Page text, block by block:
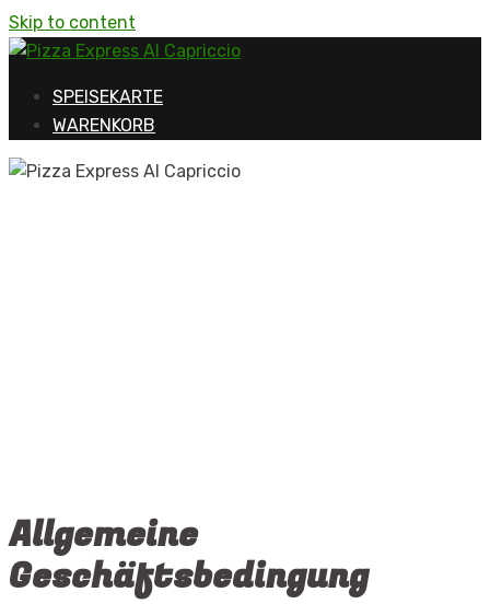
Skip to content
SPEISEKARTE
WARENKORB
Allgemeine
Geschäftsbedingung